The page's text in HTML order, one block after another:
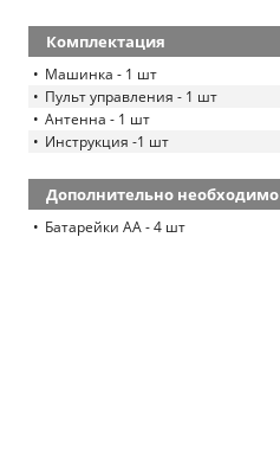
Комплектация
Машинка - 1 шт
Пульт управления - 1 шт
Антенна - 1 шт
Инструкция -1 шт
Дополнительно необходимо
Батарейки АА - 4 шт